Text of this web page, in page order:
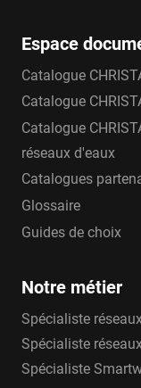
et tenue en
testées en
références
sécurité pour
L’écrasement
diamètres
de surface des
l’étanchéité.
: Ø14-18 mm,
mm, Ø40-43
La gamme
Espace
Catalogue
Catalogue
Catalogue
réseaux d'eaux
Catalogues
Glossaire
Guides de choix
Notre métier
Spécialiste
Spécialiste
Spécialiste